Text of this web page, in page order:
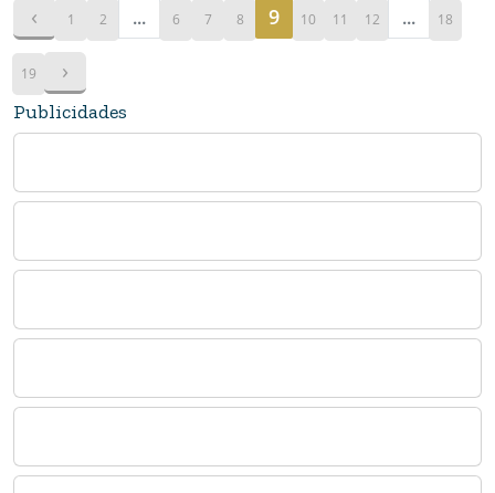
‹ 1 2 ... 6 7 8 9 10 11 12 ... 18
19 ›
Publicidades